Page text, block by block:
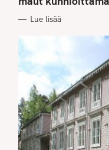
O
I
Lue lisää